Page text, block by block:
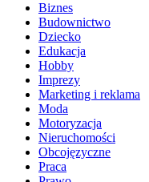
Biznes
Budownictwo
Dziecko
Edukacja
Hobby
Imprezy
Marketing i reklama
Moda
Motoryzacja
Nieruchomości
Obcojęzyczne
Praca